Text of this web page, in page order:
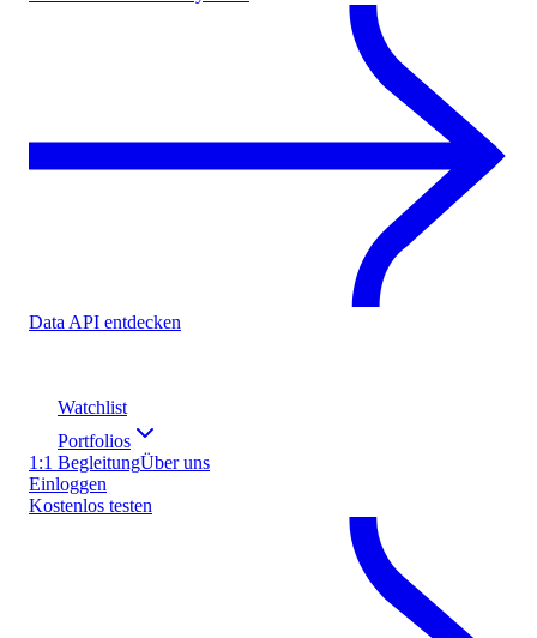
Data API entdecken
Watchlist
Portfolios
1:1 BegleitungÜber uns
Einloggen
Kostenlos testen